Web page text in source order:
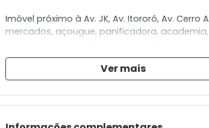
Imóvel próximo à Av. JK, Av. Itororó, Av. Cerro
mercados, açougue, panificadora, academia,
- Suíte com armários e cortina;
- Quarto com armários e cortina;
- Sala com sofá, rack, mesa e cadeiras e
- Sacada Fechada em vidro temperado com
Ver mais